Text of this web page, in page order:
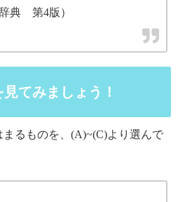
典 第4版）
てみましょう！
るものを、(A)~(C)より選んで